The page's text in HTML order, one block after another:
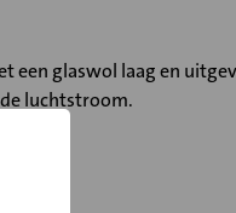
een glaswol laag en
luchtstroom.